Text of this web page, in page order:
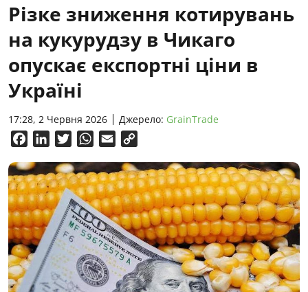
Різке зниження котирувань
на кукурудзу в Чикаго
опускає експортні ціни в
Україні
17:28, 2 Червня 2026 Джерело: GrainTrade
FacebookLinkedInTwitterWhatsApp
Email